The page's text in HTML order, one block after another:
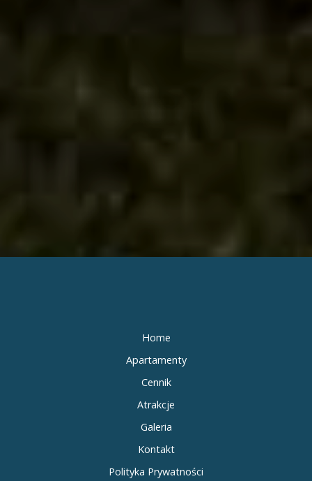
Home
Apartamenty
Cennik
Atrakcje
Galeria
Kontakt
Polityka Prywatności